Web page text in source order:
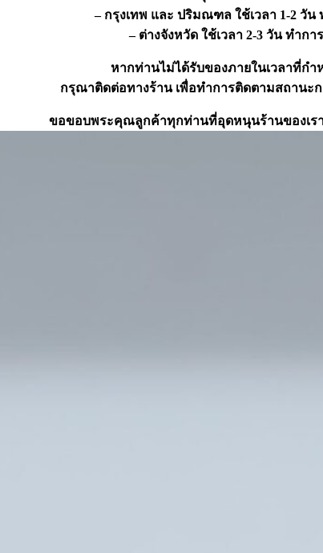
– กรุงเทพ และ ปริมณฑล ใช้เวลา 1-2 วัน
– ต่างจังหวัด ใช้เวลา 2-3 วัน ทำการ
หากท่านไม่ได้รับของภายในเวลาที่กำ
กรุณาติดต่อทางร้าน เพื่อทำการติดตามสถานะ
ขอขอบพระคุณลูกค้าทุกท่านที่อุดหนุนร้านของเร